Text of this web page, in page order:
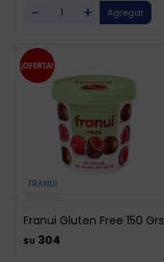
- +
FRANUI
Franui Gluten Free 150 Grs
$U 304